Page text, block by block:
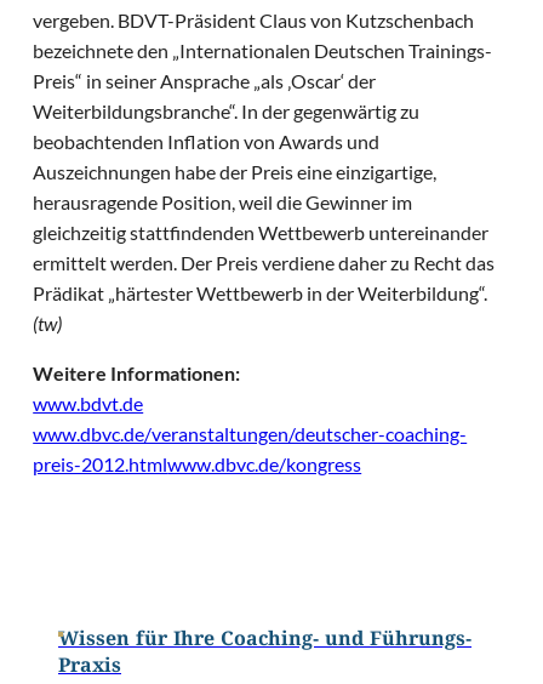
vergeben. BDVT-Präsident Claus von Kutzschenbach
bezeichnete den „Internationalen Deutschen Trainings-
Preis“ in seiner Ansprache „als ‚Oscar‘ der
Weiterbildungsbranche“. In der gegenwärtig zu
beobachtenden Inflation von Awards und
Auszeichnungen habe der Preis eine einzigartige,
herausragende Position, weil die Gewinner im
gleichzeitig stattfindenden Wettbewerb untereinander
ermittelt werden. Der Preis verdiene daher zu Recht das
Prädikat „härtester Wettbewerb in der Weiterbildung“.
(tw)
Weitere Informationen:
www.bdvt.de
www.dbvc.de/veranstaltungen/deutscher-coaching-
preis-2012.htmlwww.dbvc.de/kongress
Wissen für Ihre Coaching- und Führungs-
Praxis